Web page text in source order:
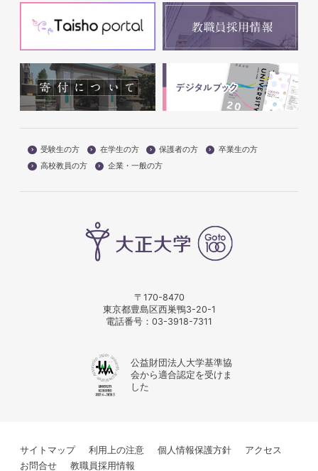
受験生の方 在学生の方 保護者の方
卒業生の方
高校教員の方
企業・一般の方
〒170-8470
東京都豊島区西巣鴨3-20-1
電話番号： 03-3918-7311
公益財団法人大学基準協
会から適合認定を受けま
した
サイトマップ 利用上の注意 個人情報保護方針
アクセス
お問合せ
教職員採用情報